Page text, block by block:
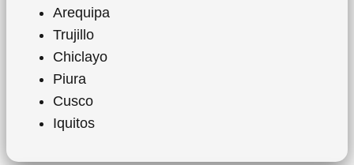
Arequipa
Trujillo
Chiclayo
Piura
Cusco
Iquitos